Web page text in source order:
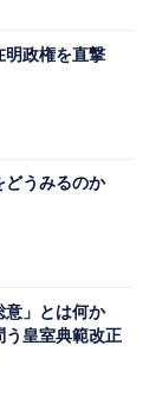
明政権を直撃
どうみるのか
意」とは何か
皇室典範改正